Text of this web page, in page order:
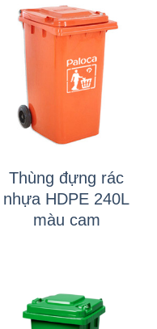
Thùng đựng rác
nhựa HDPE 240L
màu cam